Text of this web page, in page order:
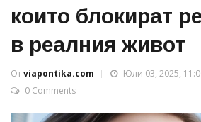
които блокират
в реалния живот
Отviapontika.com
Юли 03, 2025,
0 Comments